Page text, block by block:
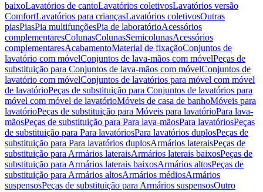
baixoLavatórios de cantoLavatórios coletivosLavatórios versão
ComfortLavatórios para criançasLavatórios coletivosOutras
piasPiasPia multifunçõesPia de laboratórioAcessórios
complementaresColunasColunasSemicolunasAcessórios
complementaresAcabamentoMaterial de fixaçãoConjuntos de
lavatório com móvelConjuntos de lava-mãos com móvelPeças de
substituição para Conjuntos de lava-mãos com móvelConjuntos de
lavatório com móvelConjuntos de lavatórios para móvel com móvel
de lavatórioPeças de substituição para Conjuntos de lavatórios para
móvel com móvel de lavatórioMóveis de casa de banhoMóveis para
lavatórioPeças de substituição para Móveis para lavatórioPara lava-
mãosPeças de substituição para Para lava-mãosPara lavatóriosPeças
de substituição para Para lavatóriosPara lavatórios duplosPeças de
substituição para Para lavatórios duplosArmários lateraisPeças de
substituição para Armários lateraisArmários laterais baixosPeças de
substituição para Armários laterais baixosArmários altosPeças de
substituição para Armários altosArmários médiosArmários
suspensosPeças de substituição para Armários suspensosOutro